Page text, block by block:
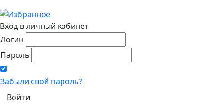
Вход в личный кабинет
Логин
Пароль
Забыли свой пароль?